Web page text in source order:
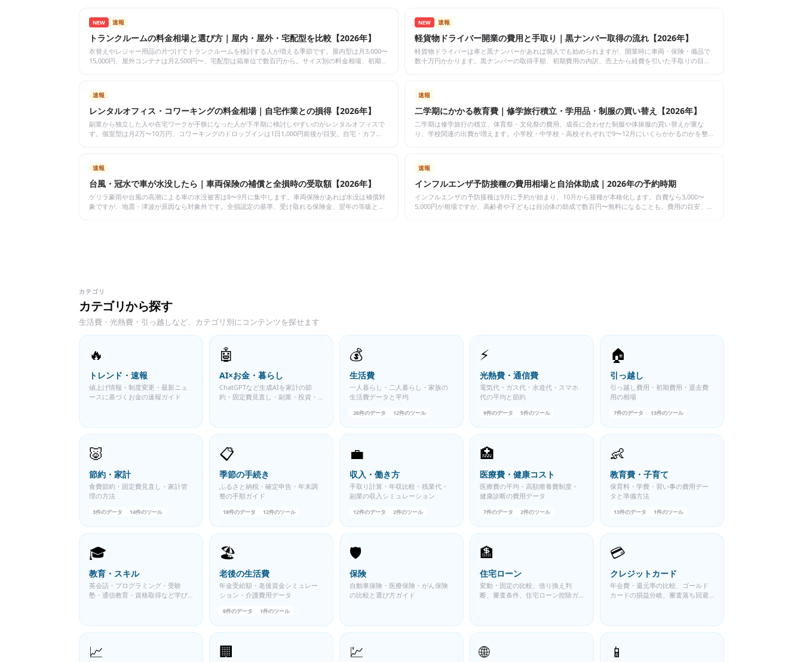
NEW 速報
トランクルームの料金相場と選び方｜屋内・屋外・宅配型を比較【2026年】
衣替えやレジャー用品の片づけでトランクルームを検討する人が増える季節です。屋内型は月3,000〜
15,000円、屋外コンテナは月2,500円〜、宅配型は箱単位で数百円から。サイズ別の料金相場、初期費
NEW 速報
軽貨物ドライバー開業の費用と手取り｜黒ナンバー取得の流れ【2026年】
軽貨物ドライバーは車と黒ナンバーがあれば個人でも始められますが、開業時に車両・保険・備品で
数十万円かかります。黒ナンバーの取得手順、初期費用の内訳、売上から経費を引いた手取りの目
速報
レンタルオフィス・コワーキングの料金相場｜自宅作業との損得【2026年】
副業から独立した人や在宅ワークが手狭になった人が下半期に検討しやすいのがレンタルオフィスで
す。個室型は月2万〜10万円、コワーキングのドロップインは1日1,000円前後が目安。自宅・カフ
速報
二学期にかかる教育費｜修学旅行積立・学用品・制服の買い替え【2026年】
二学期は修学旅行の積立、体育祭・文化祭の費用、成長に合わせた制服や体操服の買い替えが重な
り、学校関連の出費が増えます。小学校・中学校・高校それぞれで9〜12月にいくらかかるのかを整
速報
台風・冠水で車が水没したら｜車両保険の補償と全損時の受取額【2026年】
ゲリラ豪雨や台風の高潮による車の水没被害は8〜9月に集中します。車両保険があれば水没は補償対
象ですが、地震・津波が原因なら対象外です。全損認定の基準、受け取れる保険金、翌年の等級と保
速報
インフルエンザ予防接種の費用相場と自治体助成｜2026年の予約時期
インフルエンザの予防接種は9月に予約が始まり、10月から接種が本格化します。自費なら3,000〜
5,000円が相場ですが、高齢者や子どもは自治体の助成で数百円〜無料になることも。費用の目安、助
カテゴリ
カテゴリから探す
生活費・光熱費・引っ越しなど、カテゴリ別にコンテンツを探せます
🔥
トレンド・速報
値上げ情報・制度変更・最新ニュ
ースに基づくお金の速報ガイド
🤖
AI×お金・暮らし
ChatGPTなど生成AIを家計の節
約・固定費見直し・副業・投資・
ます。
💰
生活費
一人暮らし・二人暮らし・家族の
生活費データと平均
26件のデータ 12件のツール
⚡
光熱費・通信費
電気代・ガス代・水道代・スマホ
代の平均と節約
9件のデータ 5件のツール
🏠
引っ越し
引っ越し費用・初期費用・退去費
用の相場
7件のデータ 13件のツール
🐷
節約・家計
食費節約・固定費見直し・家計管
理の方法
3件のデータ 14件のツール
📋
季節の手続き
ふるさと納税・確定申告・年末調
整の手順ガイド
18件のデータ 12件のツール
💼
収入・働き方
手取り計算・年収比較・残業代・
副業の収入シミュレーション
12件のデータ 2件のツール
🏥
医療費・健康コスト
医療費の平均・高額療養費制度・
健康診断の費用データ
7件のデータ 2件のツール
👶
教育費・子育て
保育料・学費・習い事の費用デー
タと準備方法
13件のデータ 1件のツール
🎓
教育・スキル
英会話・プログラミング・受験
塾・通信教育・資格取得など学び
🏖️
老後の生活費
年金受給額・老後資金シミュレー
ション・介護費用データ
8件のデータ 1件のツール
🛡️
保険
自動車保険・医療保険・がん保険
の比較と選び方ガイド
🏦
住宅ローン
変動・固定の比較、借り換え判
断、審査条件、住宅ローン控除ガ
💳
クレジットカード
年会費・還元率の比較、ゴールド
カードの損益分岐、審査落ち回避
📈 🏢 💹 🌐 📱